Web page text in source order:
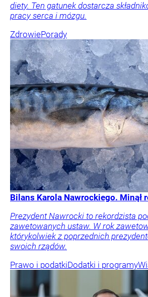
diety. Ten gatunek dostarcza
pracy serca i mózgu.
ZdrowiePorady
Bilans Karola Nawrockiego. Minął
Prezydent Nawrocki to rekordzista
zawetowanych ustaw. W rok
którykolwiek z poprzednich
swoich rządów.
Prawo i podatkiDodatki i programy